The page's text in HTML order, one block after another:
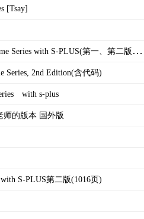
Analysis of Financial Time Series [Tsay]
Series with S-PLUS(第一、第二版，
Series, 2nd Edition(含代码)
with s-plus
师的版本 国外版
S-PLUS第二版(1016页)